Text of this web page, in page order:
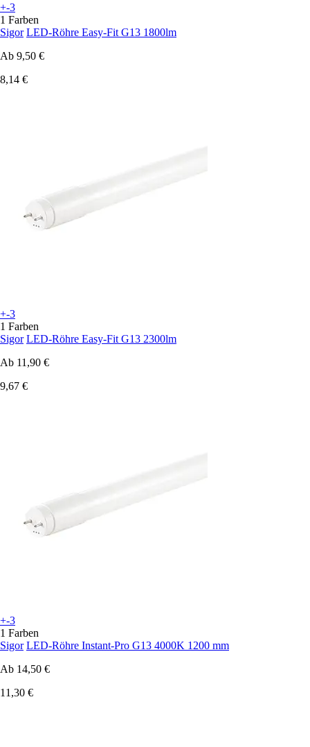
+-3
1 Farben
Sigor LED-Röhre Easy-Fit G13 1800lm
Ab 9,50 €
8,14 €
+-3
1 Farben
Sigor LED-Röhre Easy-Fit G13 2300lm
Ab 11,90 €
9,67 €
+-3
1 Farben
Sigor LED-Röhre Instant-Pro G13 4000K 1200 mm
Ab 14,50 €
11,30 €